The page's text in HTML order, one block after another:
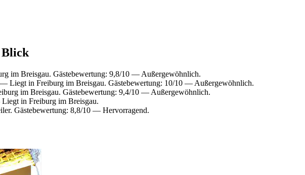
Blick
im Breisgau. Gästebewertung: 9,8/10 — Außergewöhnlich.
— Liegt in Freiburg im Breisgau. Gästebewertung: 10/10 — Außergewöhnlich.
im Breisgau. Gästebewertung: 9,4/10 — Außergewöhnlich.
in Freiburg im Breisgau.
Gästebewertung: 8,8/10 — Hervorragend.